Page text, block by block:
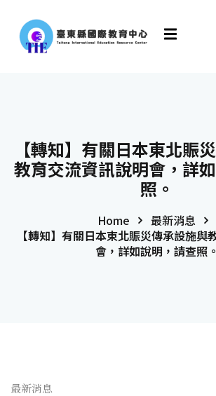
【轉知】有關日本東北賑
教育交流資訊說明會，詳
照。
Home
最新消息
【轉知】有關日本東北賑災傳承設施與
會，詳如說明，請查照。
最新消息